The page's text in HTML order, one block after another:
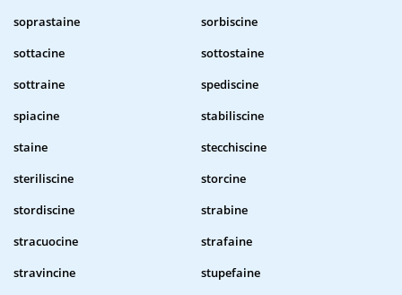
soprastaine
sorbiscine
sottacine
sottostaine
sottraine
spediscine
spiacine
stabiliscine
staine
stecchiscine
steriliscine
storcine
stordiscine
strabine
stracuocine
strafaine
stravincine
stupefaine